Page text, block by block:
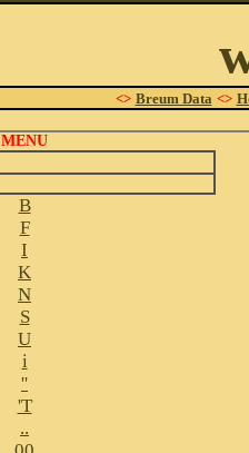
<> Breum Data <>
MENU
B
F
I
K
N
S
U
i
''
'T
..